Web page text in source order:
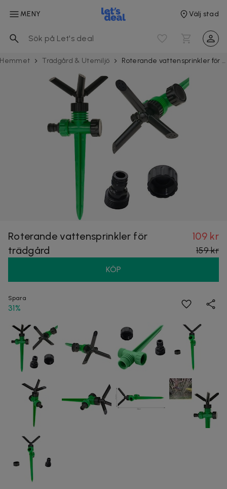
MENY Välj stad
Hemmet Trädgård & Utemiljö Roterande vattensprinkler för trädgård
Roterande vattensprinkler för
trädgård
109 kr
159 kr
KÖP
Spara
31%